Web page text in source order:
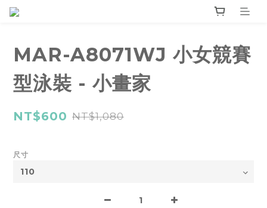
MAR-A8071WJ 小女競賽
型泳裝 - 小畫家
NT$600 NT$1,080
尺寸